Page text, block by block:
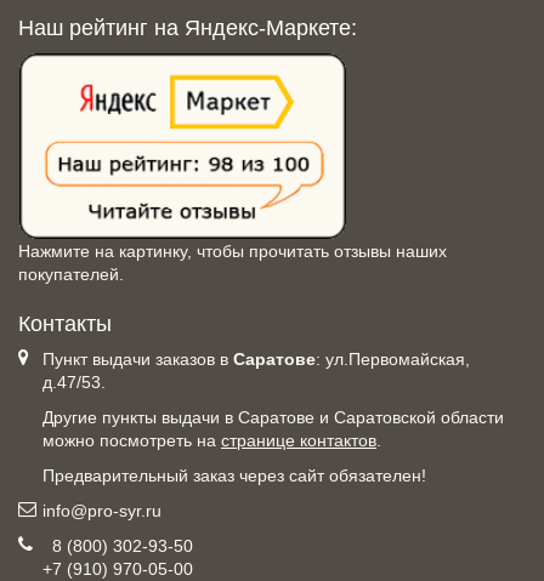
Наш рейтинг на Яндекс-Маркете:
Нажмите на картинку, чтобы прочитать отзывы наших
покупателей.
Контакты
Пункт выдачи заказов в Саратове: ул.Первомайская,
д.47/53.
Другие пункты выдачи в Саратове и Саратовской области
можно посмотреть на странице контактов
Предварительный заказ через сайт обязателен!
info@pro-syr.ru
8 (800) 302-93-50
+7 (910) 970-05-00